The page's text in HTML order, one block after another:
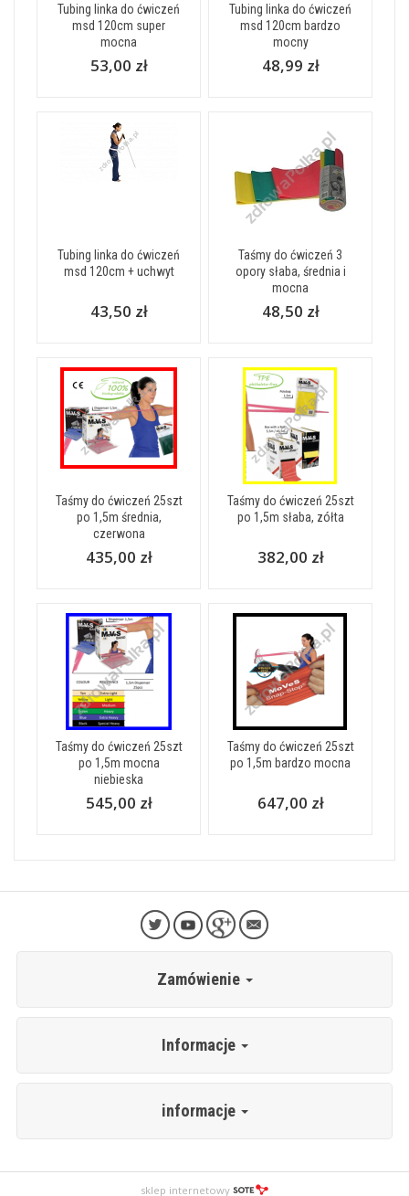
Tubing linka do ćwiczeń
msd 120cm super
mocna
53,00 zł
Tubing linka do ćwiczeń
msd 120cm bardzo
mocny
48,99 zł
Tubing linka do ćwiczeń
msd 120cm + uchwyt
43,50 zł
Taśmy do ćwiczeń 3
opory słaba, średnia i
mocna
48,50 zł
Taśmy do ćwiczeń 25szt
po 1,5m średnia,
czerwona
435,00 zł
Taśmy do ćwiczeń 25szt
po 1,5m słaba, zółta
382,00 zł
Taśmy do ćwiczeń 25szt
po 1,5m mocna
niebieska
545,00 zł
Taśmy do ćwiczeń 25szt
po 1,5m bardzo mocna
647,00 zł
Zamówienie
Informacje
informacje
sklep internetowy